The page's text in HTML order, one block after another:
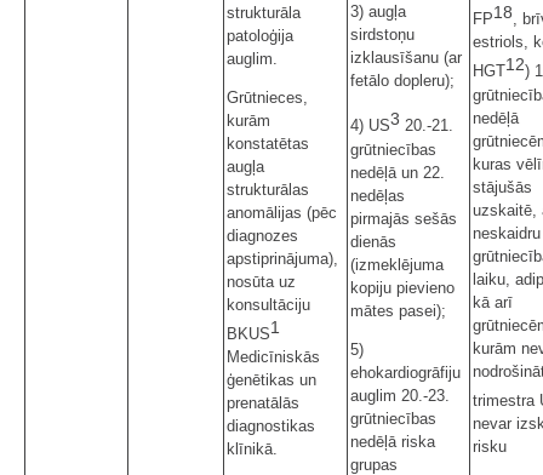
strukturāla
patoloģija
auglim.
Grūtnieces,
kurām
konstatētas
augļa
strukturālas
anomālijas (pēc
diagnozes
apstiprinājuma),
nosūta uz
konsultāciju
BKUS1
Medicīniskās
ģenētikas un
prenatālās
diagnostikas
klīnikā.
3) augļa
sirdstoņu
izklausīšanu (ar
fetālo dopleru);
4) US3 20.-21.
grūtniecības
nedēļā un 22.
nedēļas
pirmajās sešās
dienās
(izmeklējuma
kopiju pievieno
mātes pasei);
5)
ehokardiogrāfiju
auglim 20.-23.
grūtniecības
nedēļā riska
grupas
FP18,
estriols,
HGT12)
nedēļā
kuras
stājušās
uzskaitē,
neskaidru
laiku,
kā arī
kurām
trimestra
nevar
risku